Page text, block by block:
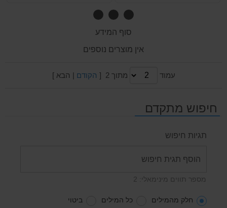
סוף המידע
אין מוצרים נוספים
עמוד מתוך 2 [ הקודם | הבא ]
חיפוש מתקדם
תגיות חיפוש
מספר תווים מינימאלי: 2
חלק מהמילים כל המילים ביטוי